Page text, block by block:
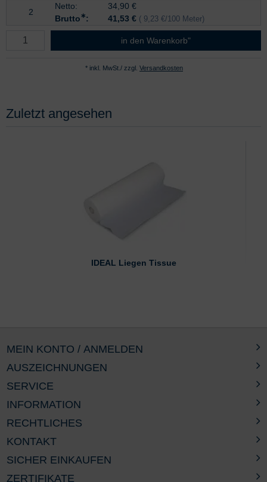
2
Netto:
34,90 €
Brutto∗: 41,53 € ( 9,23 €/100 Meter)
in den Warenkorb"
* inkl. MwSt./ zzgl. Versandkosten
Zuletzt angesehen
IDEAL Liegen Tissue
AUSZEICHNUNGEN
SERVICE
INFORMATION
RECHTLICHES
MEIN KONTO / ANMELDEN
KONTAKT
SICHER EINKAUFEN
ZERTIFIKATE